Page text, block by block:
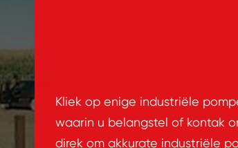
Kliek op enige industriële
waarin u belangstel of kontak
direk om akkurate industriële